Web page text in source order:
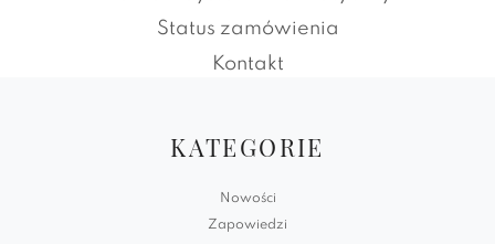
Status zamówienia
Kontakt
KATEGORIE
Nowości
Zapowiedzi